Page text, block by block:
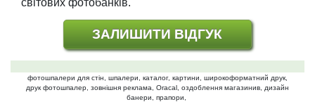
світових фотобанків.
ЗАЛИШИТИ ВІДГУК
фотошпалери для стін, шпалери, каталог, картини, широкоформатний друк,
друк фотошпалер, зовнішня реклама, Oracal, оздоблення магазинив, дизайн
банери, прапори,